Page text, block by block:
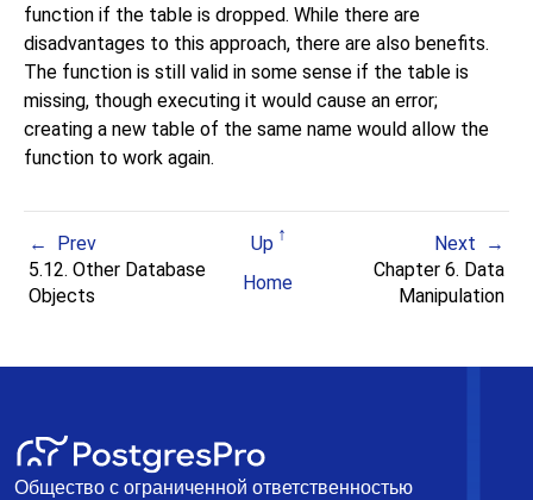
function if the table is dropped. While there are
disadvantages to this approach, there are also benefits.
The function is still valid in some sense if the table is
missing, though executing it would cause an error;
creating a new table of the same name would allow the
function to work again.
Prev Up
Next
5.12. Other Database
Objects
Home
Chapter 6. Data
Manipulation
Общество с ограниченной ответственностью